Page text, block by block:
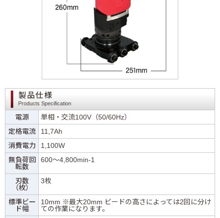
製品仕様
Products Specification
電源
単相・交流100V（50/60Hz）
定格電流
11,7Ah
消費電力
1,100W
無負荷回
転数
600～4,800min-1
刃数
（枚）
3枚
標準ビー
ド幅
10mm ※最大20mm ビードの高さによっては2回に分け
ての作業になります。